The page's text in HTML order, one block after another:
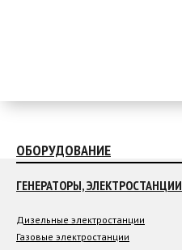
ОБОРУДОВАНИЕ
ГЕНЕРАТОРЫ, ЭЛЕКТРОСТАНЦИИ
Дизельные электростанции
Газовые электростанции